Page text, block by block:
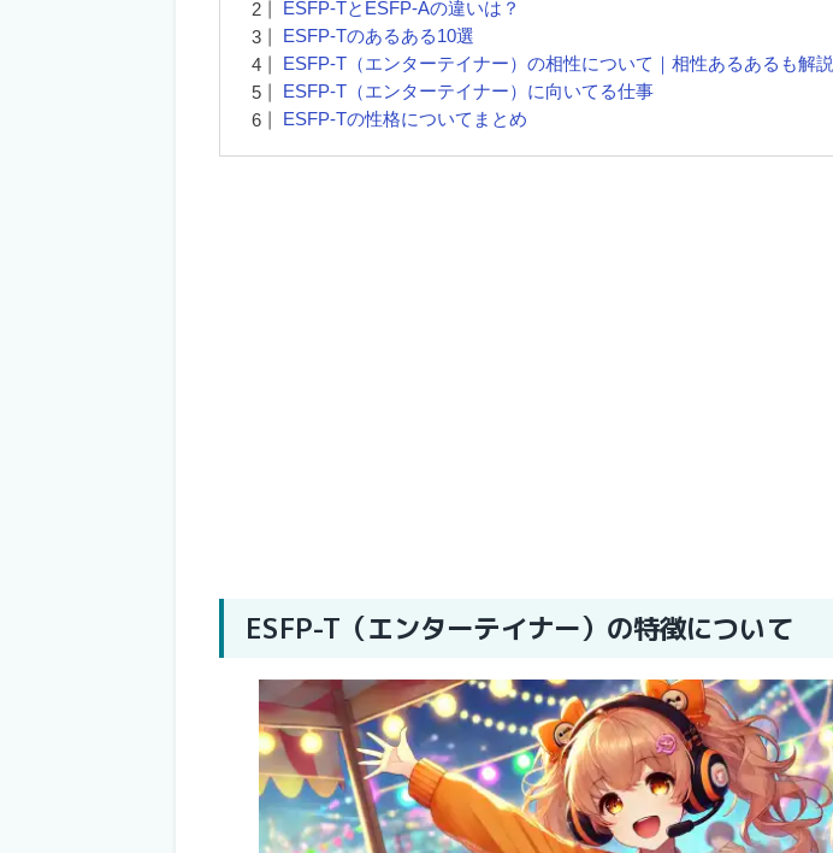
ESFP-TとESFP-Aの違いは？
ESFP-Tのあるある10選
ESFP-T（エンターテイナー）の相性について｜相性あるあるも解説
ESFP-T（エンターテイナー）に向いてる仕事
ESFP-Tの性格についてまとめ
ESFP-T（エンターテイナー）の特徴について